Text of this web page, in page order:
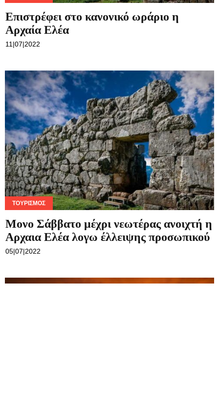
ΤΟΥΡΙΣΜΌΣ
Μονο Σάββατο μέχρι νεωτέρας ανοιχτή η
Αρχαια Ελέα λογω έλλειψης προσωπικού
05|07|2022
ΕΚΔΗΛΏΣΕΙΣ